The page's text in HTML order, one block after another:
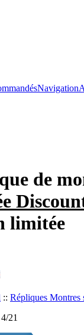
Navigation
de
limitée
:: Répliques Montres
21